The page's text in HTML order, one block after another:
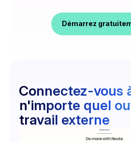
Démarrez
Connectez-vous
n'importe quel
travail externe